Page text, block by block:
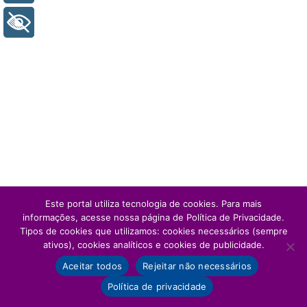
Este portal utiliza tecnologia de cookies. Para mais
informações, acesse nossa página de Política de Privacidade.
Tipos de cookies que utilizamos: cookies necessários (sempre
ativos), cookies analíticos e cookies de publicidade.
Aceitar todos
Rejeitar não necessários
Política de privacidade